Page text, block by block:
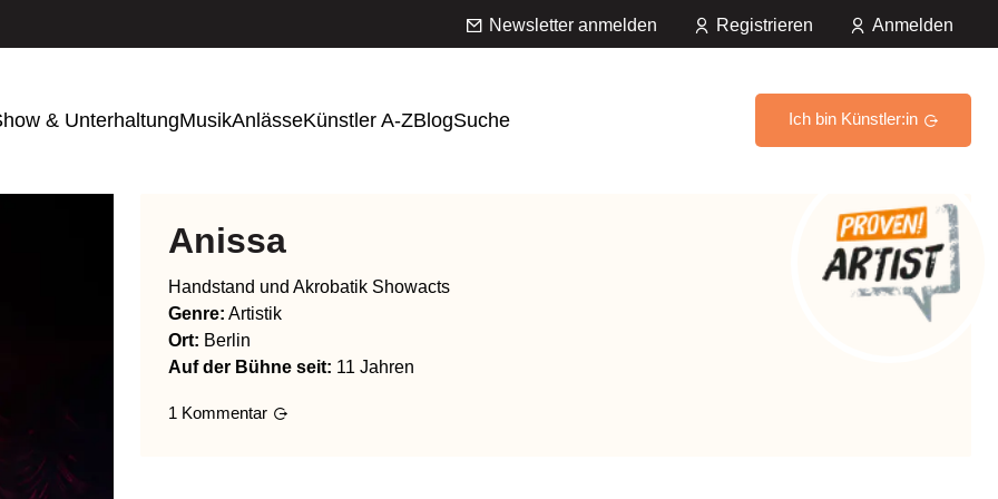
Newsletter anmelden Registrieren Anmelden
& UnterhaltungMusikAnlässeKünstler A-ZBlogSuche Ich bin Künstler:in
Anissa
Handstand und Akrobatik Showacts
Genre: Artistik
Ort: Berlin
Auf der Bühne seit: 11 Jahren
1 Kommentar